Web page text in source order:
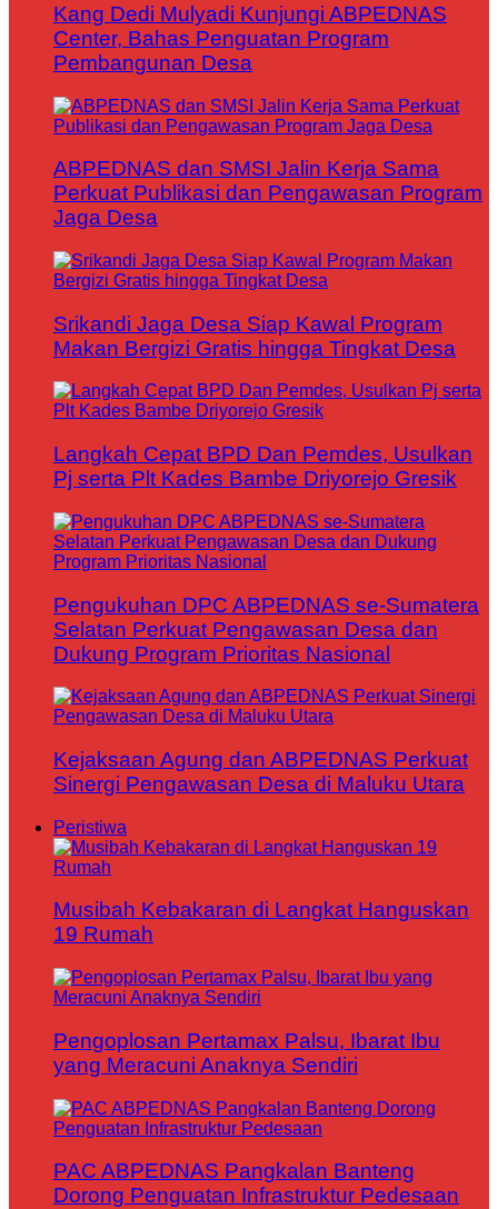
Kang Dedi Mulyadi Kunjungi ABPEDNAS
Center, Bahas Penguatan Program
Pembangunan Desa
ABPEDNAS dan SMSI Jalin Kerja Sama
Perkuat Publikasi dan Pengawasan Program
Jaga Desa
Srikandi Jaga Desa Siap Kawal Program
Makan Bergizi Gratis hingga Tingkat Desa
Langkah Cepat BPD Dan Pemdes, Usulkan
Pj serta Plt Kades Bambe Driyorejo Gresik
Pengukuhan DPC ABPEDNAS se-Sumatera
Selatan Perkuat Pengawasan Desa dan
Dukung Program Prioritas Nasional
Kejaksaan Agung dan ABPEDNAS Perkuat
Sinergi Pengawasan Desa di Maluku Utara
Peristiwa
Musibah Kebakaran di Langkat Hanguskan
19 Rumah
Pengoplosan Pertamax Palsu, Ibarat Ibu
yang Meracuni Anaknya Sendiri
PAC ABPEDNAS Pangkalan Banteng
Dorong Penguatan Infrastruktur Pedesaan